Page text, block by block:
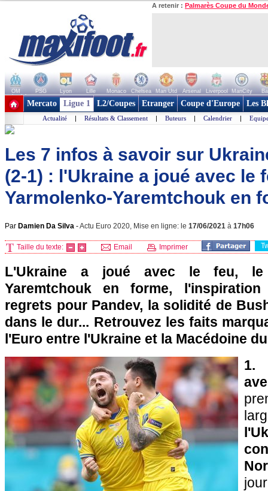
A retenir : Palmarès Coupe du
OM PSG Lyon Lille Monaco Chelsea Man Utd Arsenal Liverpool ManCity
+ de clubs
Mercato Ligue 1 L2/Coupes Etranger Coupe d'Europe Les
Actualité | Résultats & Classement | Buteurs | Calendrier |
Les 7 infos à savoir sur
(2-1) : l'Ukraine a joué avec le
Yarmolenko-Yaremtchouk en
Par Damien Da Silva -Actu Euro 2020, Mise en ligne: le 17/06/2021 à 17h06
Taille du texte: Email Imprimer
L'Ukraine a joué avec le feu, le
Yaremtchouk en forme,
regrets pour Pandev, la solidité de
dans le dur... Retrouvez les faits
l'Euro entre l'Ukraine et la Macédoine
1.